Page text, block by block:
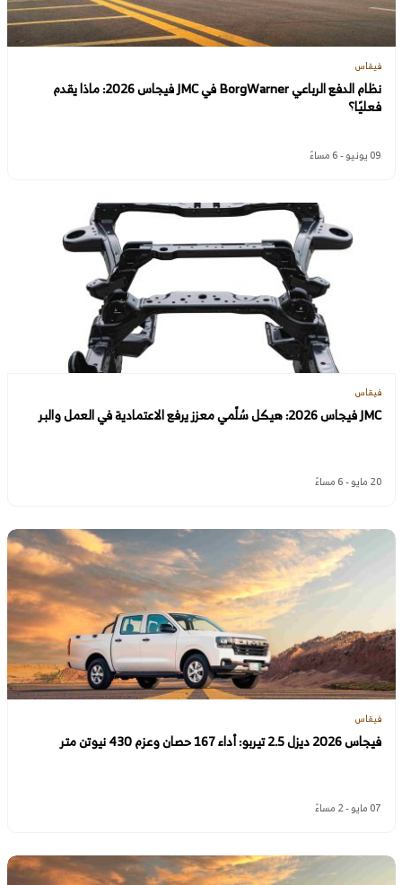
فيقاس
نظام الدفع الرباعي BorgWarner في JMC فيجاس 2026: ماذا يقدم
فعليًا؟
09 يونيو - 6 مساءً
فيقاس
JMC فيجاس 2026: هيكل سُلّمي معزز يرفع الاعتمادية في العمل والبر
20 مايو - 6 مساءً
فيقاس
فيجاس 2026 ديزل 2.5 تيربو: أداء 167 حصان وعزم 430 نيوتن متر
07 مايو - 2 مساءً